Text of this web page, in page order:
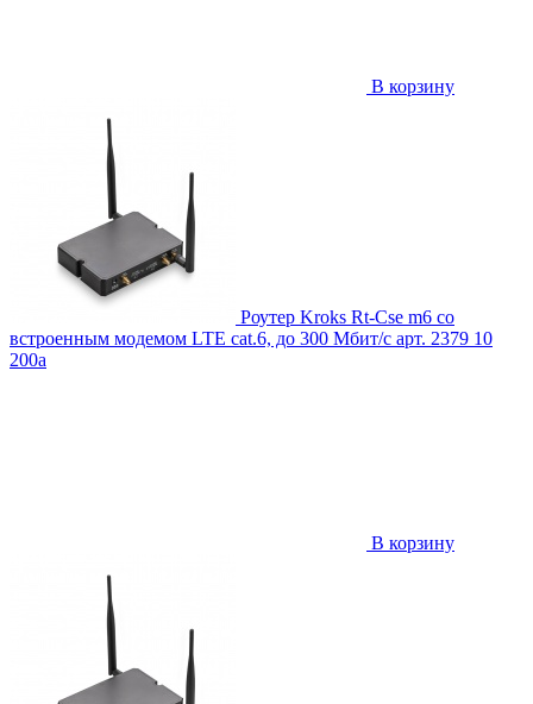
В корзину
Роутер Kroks Rt-Cse m6 со
встроенным модемом LTE cat.6, до 300 Мбит/c арт. 2379 10
200a
В корзину